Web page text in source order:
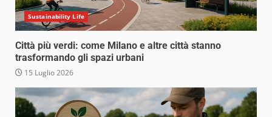
Sustainability Life
Città più verdi: come Milano e altre città stanno
trasformando gli spazi urbani
15 Luglio 2026